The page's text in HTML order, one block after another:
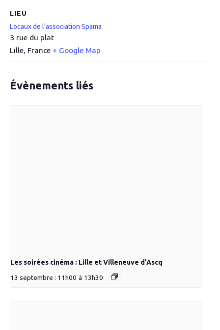
LIEU
Locaux de l’association Spama
3 rue du plat
Lille, France + Google Map
Évènements liés
Les soirées cinéma : Lille et Villeneuve d’Ascq
13 septembre : 11h00 à 13h30